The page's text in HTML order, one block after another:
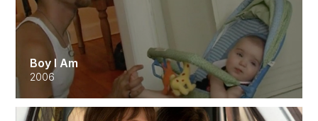
Boy I Am
2006